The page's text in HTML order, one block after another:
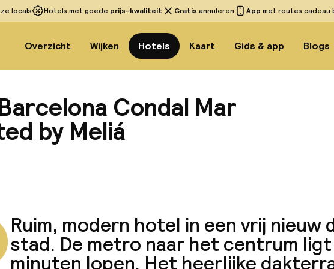
locals Hotels met goede prijs-kwaliteit Gratis annuleren App met routes cadeau
Overzicht Wijken Hotels Kaart Gids & app Blogs
Condal Mar
by Meliá
Ruim, modern hotel in een vrij nieuw
stad. De metro naar het centrum
minuten lopen. Het heerlijke